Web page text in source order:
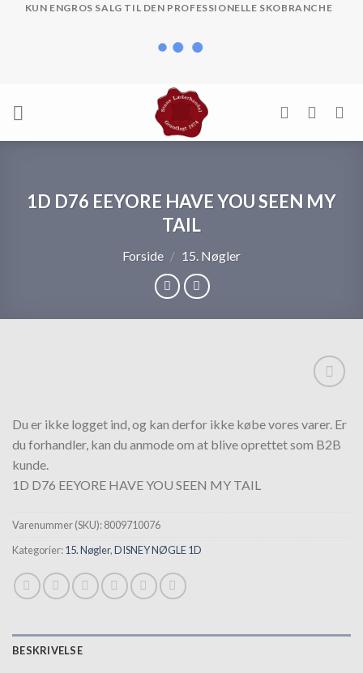
KUN ENGROS SALG TIL DEN PROFESSIONELLE SKOBRANCHE
1D D76 EEYORE HAVE YOU SEEN MY
TAIL
Forside / 15. Nøgler
hurtigliste
Du er ikke logget ind, og kan derfor ikke købe vores varer. Er
du forhandler, kan du anmode om at blive oprettet som B2B
kunde.
1D D76 EEYORE HAVE YOU SEEN MY TAIL
Varenummer (SKU):8009710076
Kategorier:15. Nøgler,DISNEY NØGLE 1D
BESKRIVELSE